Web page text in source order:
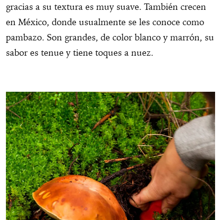
gracias a su textura es muy suave. También crecen
en México, donde usualmente se les conoce como
pambazo. Son grandes, de color blanco y marrón, su
sabor es tenue y tiene toques a nuez.